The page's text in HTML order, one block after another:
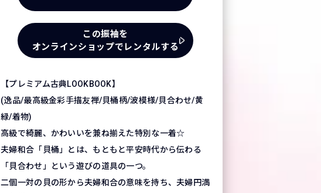
この振袖を
オンラインショップでレンタルする
【プレミアム古典LOOKBOOK】
(逸品/最高級金彩手描友禅/貝桶柄/波模様/貝合わせ/黄
緑/着物)
高級で綺麗、かわいいを兼ね揃えた特別な一着☆
夫婦和合「貝桶」とは、もともと平安時代から伝わる
「貝合わせ」という遊びの道具の一つ。
二個一対の貝の形から夫婦和合の意味を持ち、夫婦円満